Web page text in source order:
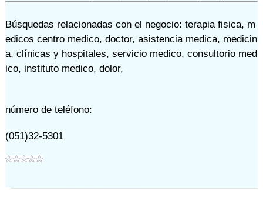
Búsquedas relacionadas con el negocio: terapia fisica, m
edicos centro medico, doctor, asistencia medica, medicin
a, clínicas y hospitales, servicio medico, consultorio med
ico, instituto medico, dolor,
número de teléfono:
(051)32-5301